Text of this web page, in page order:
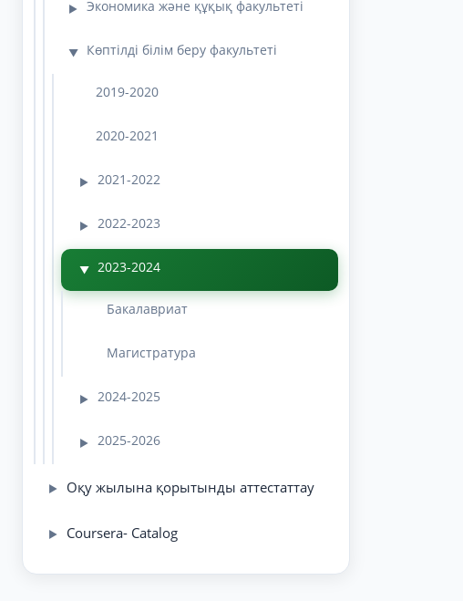
▶ Экономика және құқық факультеті
▼ Көптілді білім беру факультеті
2019-2020
2020-2021
▶ 2021-2022
▶ 2022-2023
▼ 2023-2024
Бакалавриат
Магистратура
▶ 2024-2025
▶ 2025-2026
▶ Оқу жылына қорытынды аттестаттау
▶ Coursera- Catalog